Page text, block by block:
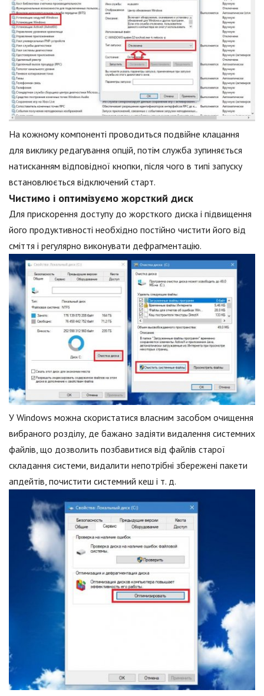
На кожному компоненті проводиться подвійне клацання
для виклику редагування опцій, потім служба зупиняється
натисканням відповідної кнопки, після чого в типі запуску
встановлюється відключений старт.
Чистимо і оптимізуємо жорсткий диск
Для прискорення доступу до жорсткого диска і підвищення
його продуктивності необхідно постійно чистити його від
сміття і регулярно виконувати дефрагментацію.
У Windows можна скористатися власним засобом очищення
вибраного розділу, де бажано задіяти видалення системних
файлів, що дозволить позбавитися від файлів старої
складання системи, видалити непотрібні збережені пакети
апдейтів, почистити системний кеш і т. д.